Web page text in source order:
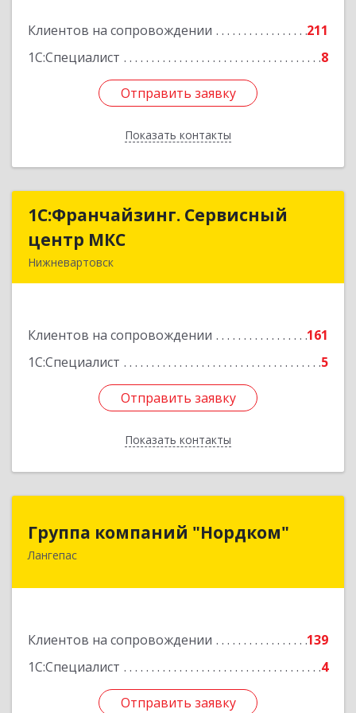
Клиентов на сопровождении
211
1С:Специалист
8
Отправить заявку
Показать контакты
Подробнее
Отправить заявку
Назад
1С:Франчайзинг. Сервисный
центр МКС
Нижневартовск
Клиентов на сопровождении
161
1С:Специалист
5
Отправить заявку
Показать контакты
1С:Франчайзинг. Сервисный
Подробнее
Отправить заявку
Назад
Группа компаний "Нордком"
Лангепас
Клиентов на сопровождении
139
1С:Специалист
4
Отправить заявку
Группа компаний "Нордком"
628672, Тюменская обл, Лангепас г., Солнечная
Отправить заявку